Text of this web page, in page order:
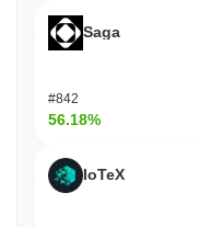
러시안 블루 고양이는
하여 러시안 블루 고양
서의 참여와 상호작용
은 2차 참여자는 플랫
하여 커뮤니티에 기여
을 촉진하고 사용자가
Saga
#842
56.18%
IoTeX